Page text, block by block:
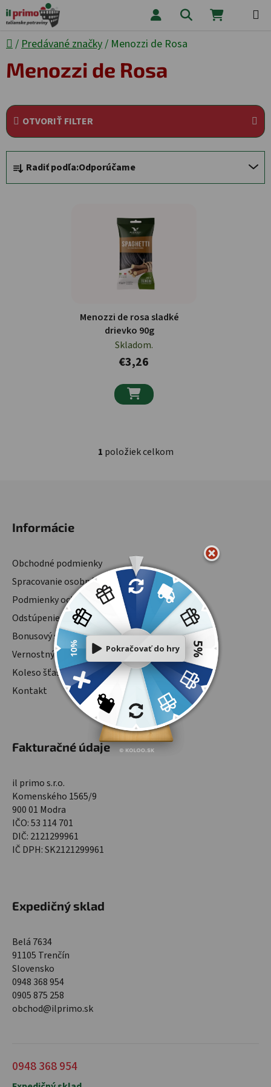
Prejsť na obsah Hľadať
Domov
/ Predávané značky/ Menozzi de Rosa
Menozzi de Rosa
OTVORIŤ FILTER
Radenie produktov
Radiť podľa:Odporúčame
Menozzi de rosa sladké
drievko 90g
Skladom.
€3,26

Ovládacie prvky výpisu
1 položiek celkom
Informácie
Obchodné podmienky
Spracovanie osobných údajov
Podmienky ochrany osobných údajov
Odstúpenie od zmluvy
Bonusový systém
Vernostný program
Koleso šťastia
Kontakt
Fakturačné údaje
il primo s.r.o.
Komenského 1565/9
900 01 Modra
IČO: 53 114 701
DIČ: 2121299961
IČ DPH: SK2121299961
Expedičný sklad
Belá 7634
91105 Trenčín
Slovensko
0948 368 954
0905 875 258
obchod@ilprimo.sk
0948 368 954